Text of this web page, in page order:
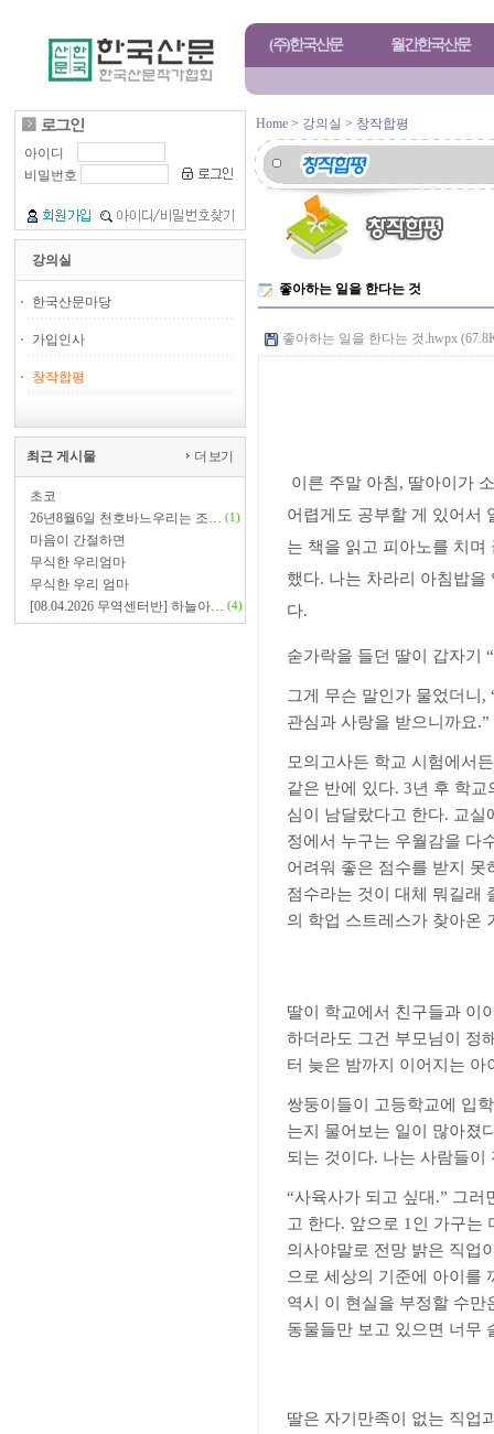
(주)한국산문 월간한국산문
아이디
비밀번호
강의실
한국산문마당
가입인사
창작합평
최근 게시물 더 보기
초코
26년8월6일 천호바느우리는 조… (1)
마음이 간절하면
무식한 우리엄마
무식한 우리 엄마
[08.04.2026 무역센터반] 하늘아… (4)
Home > 강의실 > 창작합평
좋아하는 일을 한다는 것
좋아하는 일을 한다는 것.hwpx
이른 주말 아침, 딸아이가
어렵게도 공부할 게 있어서
는 책을 읽고 피아노를 치
했다. 나는 차라리 아침밥을
다.
숟가락을 들던 딸이 갑자기 “
그게 무슨 말인가 물었더니 ,
관심과 사랑을 받으니까요.”
모의고사든 학교 시험에서
같은 반에 있다. 3년 후 학교
심이 남달랐다고 한다. 교실
정에서 누구는 우월감을 다
어려워 좋은 점수를 받지 못
점수라는 것이 대체 뭐길래
의 학업 스트레스가 찾아온
딸이 학교에서 친구들과 이
하더라도 그건 부모님이 정
터 늦은 밤까지 이어지는
쌍둥이들이 고등학교에 입
는지 물어보는 일이 많아졌
되는 것이다. 나는 사람들이
“사육사가 되고 싶대 .” 그러
고 한다. 앞으로 1 인 가구는
의사야말로 전망 밝은 직업
으로 세상의 기준에 아이를
역시 이 현실을 부정할 수만
동물들만 보고 있으면 너무
딸은 자기만족이 없는 직업